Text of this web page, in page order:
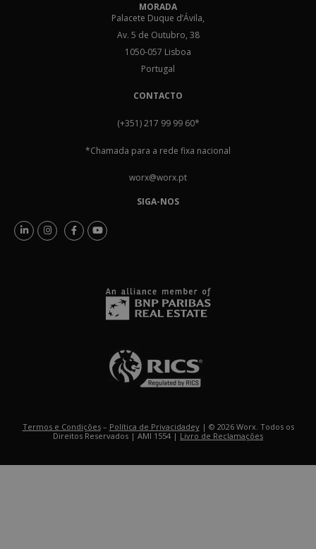
MORADA
Palacete Duque d’Ávila,
Av. 5 de Outubro, 38
1050-057 Lisboa
Portugal
CONTACTO
(+351) 217 99 99 60*
*Chamada para a rede fixa nacional
worx@worx.pt
SIGA-NOS
Termos e Condições– Política de Privacidadey| © 2026 Worx. Todos os
Direitos Reservados | AMI 1554 | Livro de Reclamações